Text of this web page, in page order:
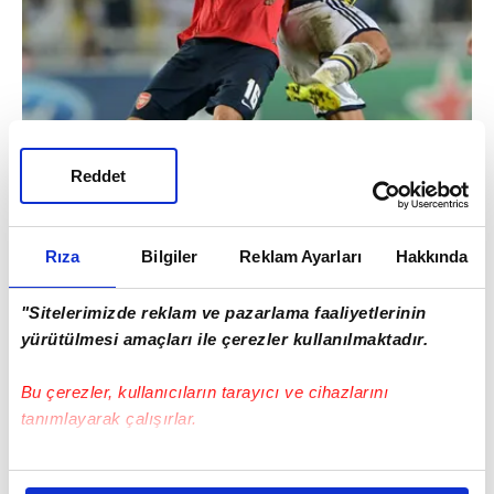
Rıza Bilgiler Reklam Ayarları Hakkında
"Sitelerimizde reklam ve pazarlama faaliyetlerinin
yürütülmesi amaçları ile çerezler kullanılmaktadır.
Bu çerezler, kullanıcıların tarayıcı ve cihazlarını
tanımlayarak çalışırlar.
Bu çerezlere izin vermeniz halinde sizlere özel
Reddet
Hadi önceden iyi günde kötü günde
Fenerbahçe diyorduk da, iyi gün kalmadı ki
artık